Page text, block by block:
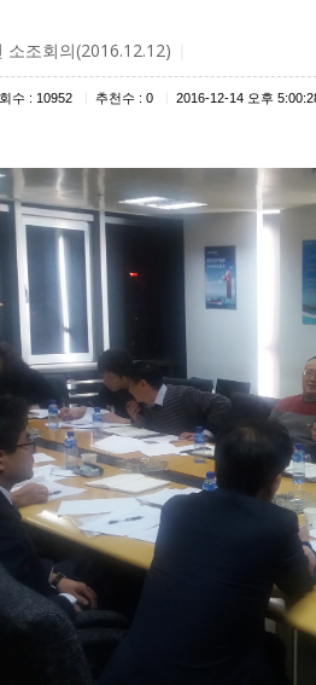
소조회의(2016.12.12)
수 : 10952 추천수 : 0 2016-12-14 오후